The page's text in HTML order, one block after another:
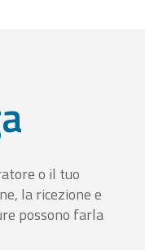
o il tuo
la ricezione e
possono farla